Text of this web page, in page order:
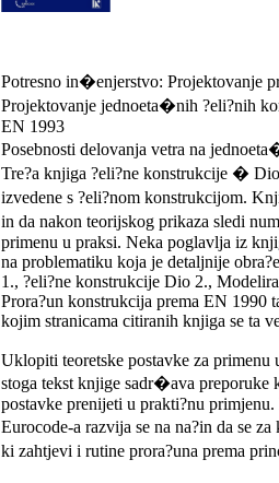
Potresno in�enjerstvo: Projektovanje
Projektovanje jednoeta�nih ?eli?nih
EN 1993
Posebnosti delovanja vetra na
Tre?a knjiga ?eli?ne konstrukcije �
izvedene s ?eli?nom konstrukcijom.
in da nakon teorijskog prikaza sledi
primenu u praksi. Neka poglavlja iz
na problematiku koja je detaljnije
1., ?eli?ne konstrukcije Dio 2.,
Prora?un konstrukcija prema EN 1990
kojim stranicama citiranih knjiga se ta
Uklopiti teoretske postavke za primenu
stoga tekst knjige sadr�ava preporuke
postavke prenijeti u prakti?nu primjenu.
Eurocode-a razvija se na na?in da se
ki zahtjevi i rutine prora?una prema